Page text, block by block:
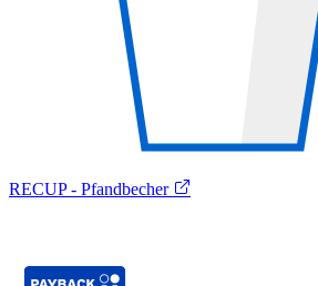
RECUP - Pfandbecher